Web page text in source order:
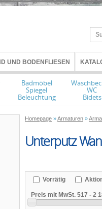
UND BODENFLIESEN
Badmöbel
Spiegel
Beleuchtung
WC
Bidets
Homepage »Armaturen »
Unterputz
Vorrätig
Preis mit MwSt. 517 - 2